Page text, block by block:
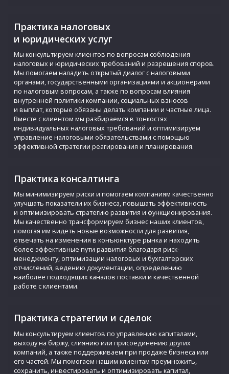
Практика налоговых
и юридических услуг
Мы консультируем клиентов по вопросам соблюдения
налоговых и юридических требований и разрешения споров.
Мы помогаем наладить открытый диалог с налоговыми
органами, государственными организациями и акционерами
по налоговым вопросам, а также по вопросам влияния
внутренней политики компании, социальных взносов
и выплат, которые обязаны делать компании и частные лица.
Вместе с клиентом мы разбираемся в тонкостях
индивидуальных налоговых требований и оптимизируем
управление налоговыми обязательствами с помощью
эффективной стратегии реагирования и планирования.
Практика консалтинга
Мы минимизируем риски и помогаем компаниям качественно
улучшать показатели их бизнеса, повышать эффективность
и оптимизировать стратегию развития и функционирования.
Мы качественно трансформируем бизнес наших клиентов,
помогая им видеть новые возможности для развития,
отвечать на изменения в конъюнктуре рынка и находить
более эффективные пути развития благодаря риск-
менеджменту, оптимизации налоговых и бухгалтерских
отчислений, ведению документации, определению
наиболее подходящих каналов поставки и качественной
работе с клиентами.
Практика стратегии и сделок
Мы консультируем клиентов по управлению капиталами,
выходу на биржу, слиянию или присоединению других
компаний, а также поддерживаем при продаже бизнеса или
его частей. Мы помогаем нашим клиентам преумножить,
сохранить, инвестировать и оптимизировать капитал,